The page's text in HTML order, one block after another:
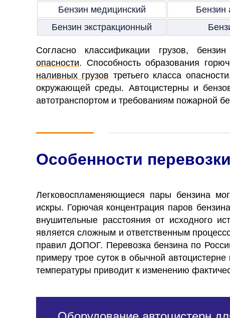
Бензин медицинский
Бензин
Бензин экстракционный
Согласно классификации грузов,
опасности. Способность образования
наливных грузов третьего класса
окружающей среды. Автоцистерны и
автотранспортом и требованиям пожарной
Особенности
Легковоспламеняющиеся пары бензина
искры. Горючая концентрация паров
внушительные расстояния от исходного
является сложным и ответственным
правил ДОПОГ. Перевозка бензина по
примеру трое суток в обычной
температуры приводит к изменению